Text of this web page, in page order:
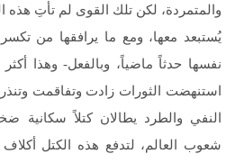
والمتمردة، لكن تلك القوى لم تأتِ هذه
يُستبعد معها، ومع ما يرافقها من
نفسها حدثاً ماضياً، وبالفعل- وهذا
استنهضت الثورات زادت وتفاقمت وتنذر
النفي والطرد يطالان كتلاً
شعوب العالم، لتدفع هذه الكتل أكلاف